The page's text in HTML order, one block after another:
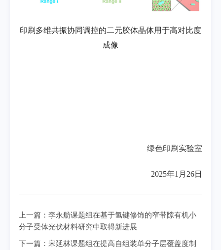
印刷多维共振协同调控的二元胶体晶体用于高对比度
成像
绿色印刷实验室
2025年1月26日
上一篇： 李永舫课题组在基于氢键修饰的窄带隙有机小
分子受体光伏材料研究中取得新进展
下一篇： 宋延林课题组在提高自组装单分子层覆盖度制